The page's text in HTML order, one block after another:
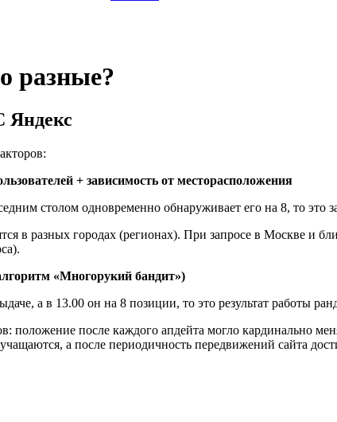
разные?
Яндекс
+ зависимость от месторасположения
столом одновременно обнаруживает его на 8, то это
в разных городах (регионах). При запросе в Москве
«Многорукий бандит»)
а в 13.00 он на 8 позиции, то это результат работы
положение после каждого апдейта могло кардинально
а после периодичность передвижений сайта